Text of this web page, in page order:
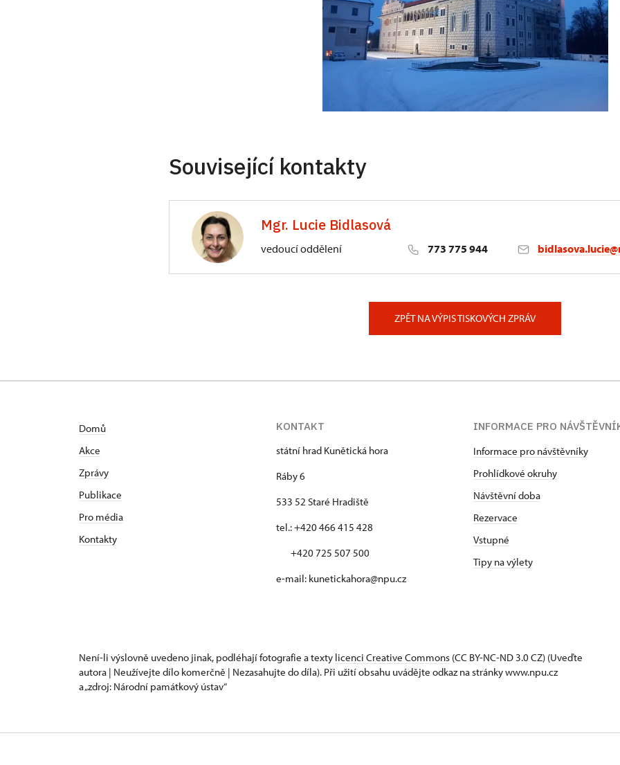
Související kontakty
Mgr. Lucie Bidlasová
vedoucí oddělení 773 775 944
ZPĚT NA VÝPIS TISKOVÝCH ZPRÁV
Domů
Akce
Zprávy
Publikace
Pro média
Kontakty
KONTAKT
státní hrad Kunětická hora
Ráby 6
533 52 Staré Hradiště
tel.: +420 466 415 428
+420 725 507 500
e-mail: kunetickahora@npu.cz
INFORMACE PRO
Informace pro návštěvníky
Prohlídkové okruhy
Návštěvní doba
Rezervace
Vstupné
Tipy na výlety
Není-li výslovně uvedeno jinak, podléhají fotografie a texty licenci Creative Commons (CC BY-NC-ND 3.0 CZ) (Uveďte
autora | Neužívejte dílo komerčně | Nezasahujte do díla). Při užití obsahu uvádějte odkaz na stránky www.npu.cz
a „zdroj: Národní památkový ústav“